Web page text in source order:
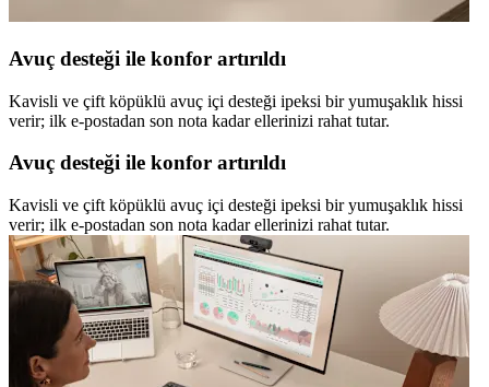
Avuç desteği ile konfor artırıldı
Kavisli ve çift köpüklü avuç içi desteği ipeksi bir yumuşaklık hissi
verir; ilk e-postadan son nota kadar ellerinizi rahat tutar.
Avuç desteği ile konfor artırıldı
Kavisli ve çift köpüklü avuç içi desteği ipeksi bir yumuşaklık hissi
verir; ilk e-postadan son nota kadar ellerinizi rahat tutar.